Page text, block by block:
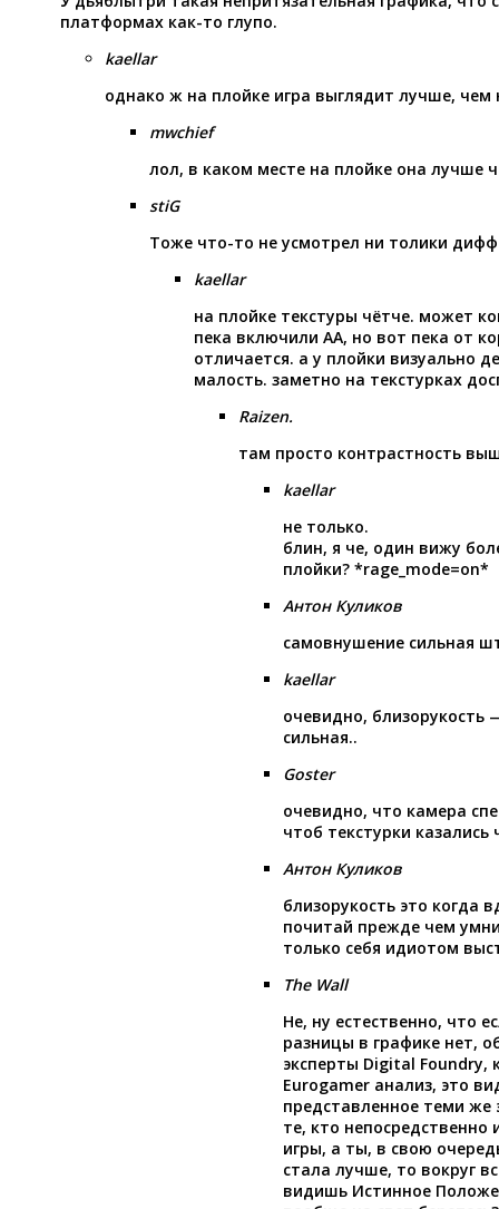
платформах как-то глупо.
kaellar
однако ж на плойке игра выглядит лучше, чем
mwchief
лол, в каком месте на плойке она лучше
stiG
Тоже что-то не усмотрел ни толики
kaellar
на плойке текстуры чётче. может
пека включили АА, но вот пека от
отличается. а у плойки визуально
малость. заметно на текстурках
Raizen.
там просто контрастность
kaellar
не только.
блин, я че, один вижу
плойки? *rage_mode=on*
Антон Куликов
самовнушение сильная
kaellar
очевидно,
сильная..
Goster
очевидно, что камера
чтоб текстурки казались
Антон Куликов
близорукость это когда
почитай прежде чем
только себя идиотом
The Wall
Не, ну естественно, что
разницы в графике нет,
эксперты Digital Foundry,
Eurogamer анализ, это
представленное теми же
те, кто непосредственно
игры, а ты, в свою
стала лучше, то вокруг
видишь Истинное